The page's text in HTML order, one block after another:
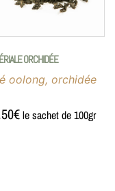
ORCHIDÉE
oolong, orchidée
€le sachet de 100gr